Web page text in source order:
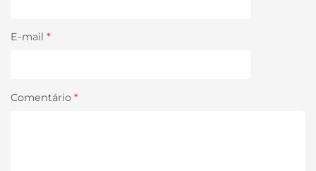
E-mail *
Comentário *